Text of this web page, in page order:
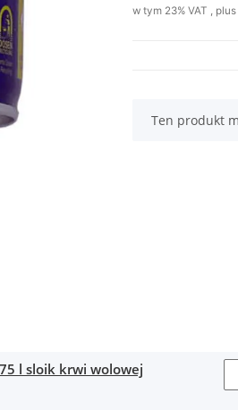
w tym 23% VAT , plus
x
Ten produkt
l sloik krwi wolowej